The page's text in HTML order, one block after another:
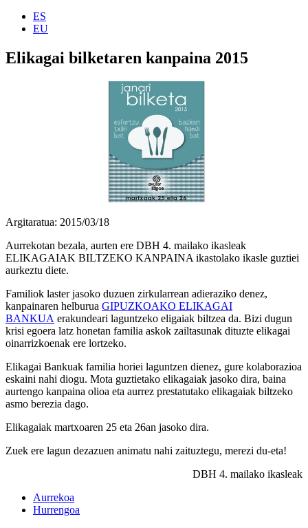
ES
EU
Elikagai bilketaren kanpaina 2015
Argitaratua: 2015/03/18
Aurrekotan bezala, aurten ere DBH 4. mailako ikasleak
ELIKAGAIAK BILTZEKO KANPAINA ikastolako ikasle guztiei
aurkeztu diete.
Familiok laster jasoko duzuen zirkularrean adieraziko denez,
kanpainaren helburua GIPUZKOAKO ELIKAGAI
BANKUA erakundeari laguntzeko eligaiak biltzea da. Bizi dugun
krisi egoera latz honetan familia askok zailtasunak dituzte elikagai
oinarrizkoenak ere lortzeko.
Elikagai Bankuak familia horiei laguntzen dienez, gure kolaborazioa
eskaini nahi diogu. Mota guztietako elikagaiak jasoko dira, baina
aurtengo kanpaina olioa eta aurrez prestatutako elikagaiak biltzeko
asmo berezia dago.
Elikagaiak martxoaren 25 eta 26an jasoko dira.
Zuek ere lagun dezazuen animatu nahi zaituztegu, merezi du-eta!
DBH 4. mailako ikasleak
Aurrekoa
Hurrengoa